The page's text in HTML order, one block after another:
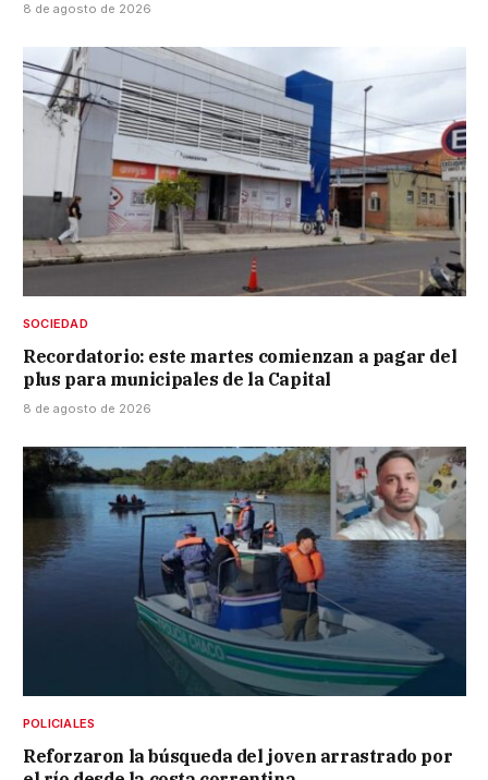
8 de agosto de 2026
SOCIEDAD
Recordatorio: este martes comienzan a pagar del
plus para municipales de la Capital
8 de agosto de 2026
POLICIALES
Reforzaron la búsqueda del joven arrastrado por